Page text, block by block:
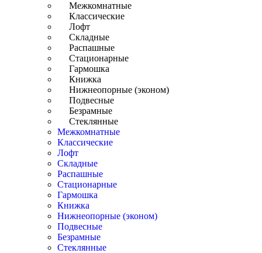
Межкомнатные
Классические
Лофт
Складные
Распашные
Стационарные
Гармошка
Книжка
Нижнеопорные (эконом)
Подвесные
Безрамные
Стеклянные
Межкомнатные
Классические
Лофт
Складные
Распашные
Стационарные
Гармошка
Книжка
Нижнеопорные (эконом)
Подвесные
Безрамные
Стеклянные